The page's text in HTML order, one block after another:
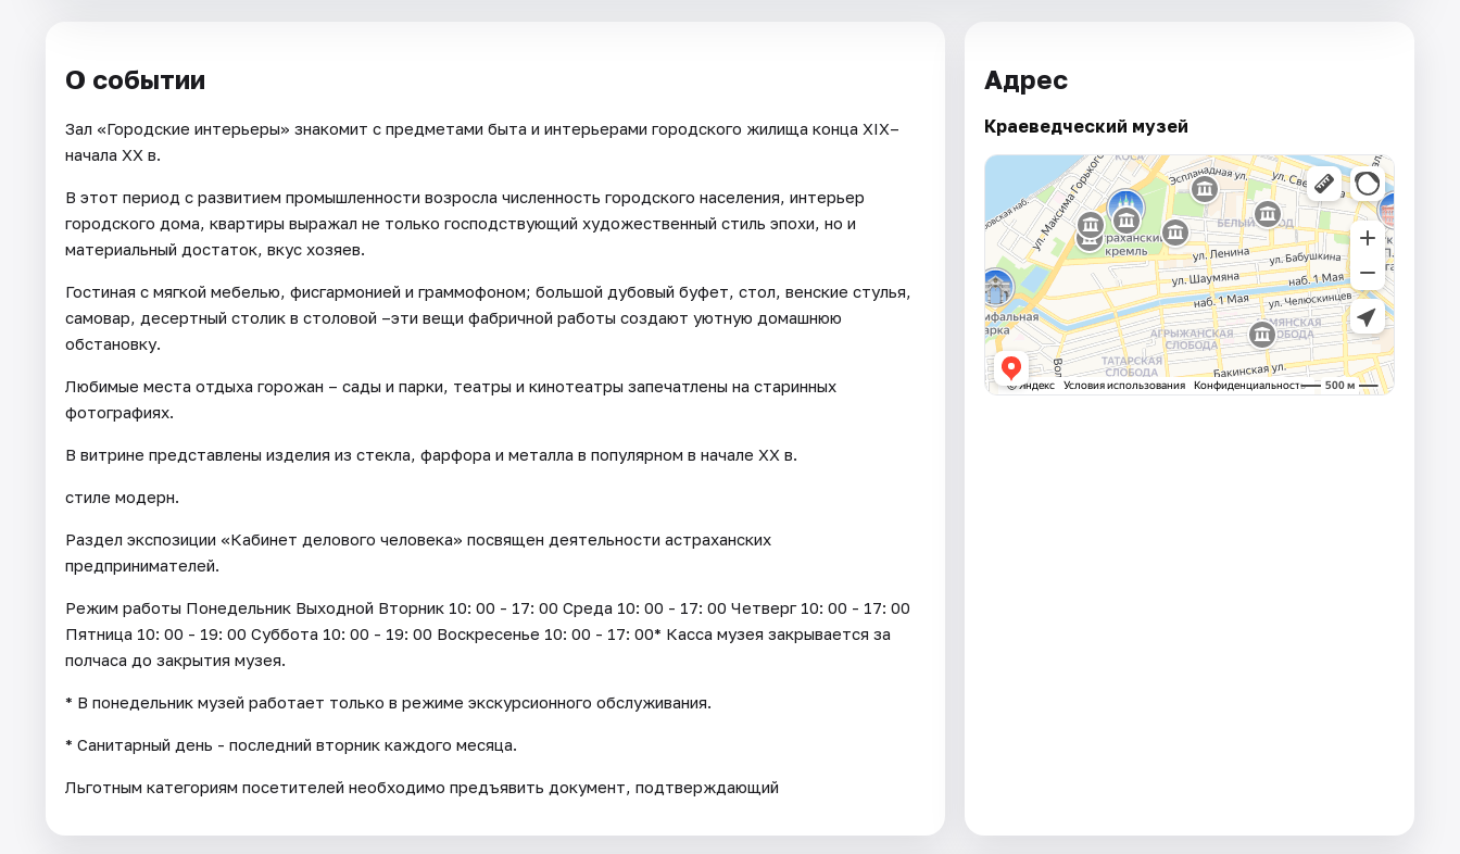
О событии
Зал «Городские интерьеры» знакомит с предметами быта и интерьерами городского жилища конца XIX–
начала XX в.
В этот период с развитием промышленности возросла численность городского населения, интерьер
городского дома, квартиры выражал не только господствующий художественный стиль эпохи, но и
материальный достаток, вкус хозяев.
Гостиная с мягкой мебелью, фисгармонией и граммофоном; большой дубовый буфет, стол, венские стулья,
самовар, десертный столик в столовой –эти вещи фабричной работы создают уютную домашнюю
обстановку.
Любимые места отдыха горожан – сады и парки, театры и кинотеатры запечатлены на старинных
фотографиях.
В витрине представлены изделия из стекла, фарфора и металла в популярном в начале XX в.
стиле модерн.
Раздел экспозиции «Кабинет делового человека» посвящен деятельности астраханских
предпринимателей.
Режим работы Понедельник Выходной Вторник 10: 00 - 17: 00 Среда 10: 00 - 17: 00 Четверг 10: 00 - 17: 00
Пятница 10: 00 - 19: 00 Суббота 10: 00 - 19: 00 Воскресенье 10: 00 - 17: 00* Касса музея закрывается за
полчаса до закрытия музея.
* В понедельник музей работает только в режиме экскурсионного обслуживания.
* Санитарный день - последний вторник каждого месяца.
Льготным категориям посетителей необходимо предъявить документ, подтверждающий
Адрес
Краеведческий музей